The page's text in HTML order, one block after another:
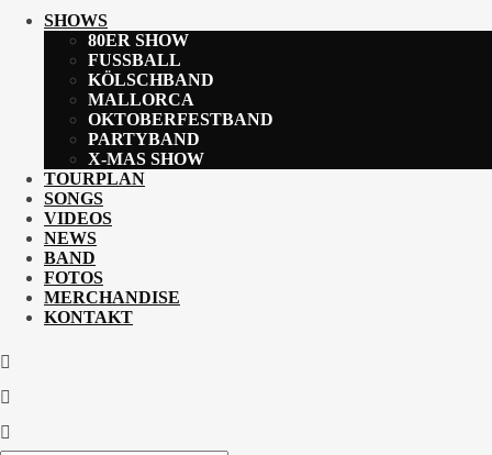
SHOWS
80ER SHOW
FUSSBALL
KÖLSCHBAND
MALLORCA
OKTOBERFESTBAND
PARTYBAND
X-MAS SHOW
TOURPLAN
SONGS
VIDEOS
NEWS
BAND
FOTOS
MERCHANDISE
KONTAKT